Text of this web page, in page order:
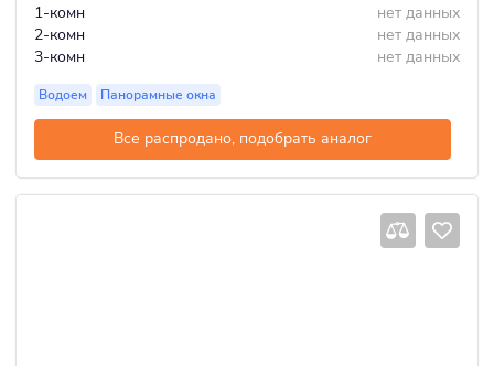
1-комн
нет данных
2-комн
нет данных
3-комн
нет данных
Водоем Панорамные окна
Все распродано, подобрать аналог